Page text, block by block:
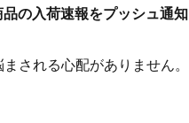
品の入荷速報をプッシュ通知
される心配がありません。